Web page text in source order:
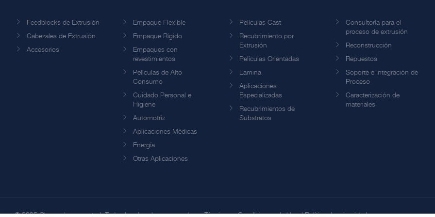
Feedblocks de Extrusión
Cabezales de Extrusión
Accesorios
Empaque Flexible
Empaque Rígido
Empaques con
revestimientos
Películas de Alto
Consumo
Cuidado Personal e
Higiene
Automotriz
Aplicaciones Médicas
Energía
Otras Aplicaciones
Películas Cast
Recubrimiento por
Extrusión
Películas Orientadas
Lamina
Aplicaciones
Especializadas
Recubrimientos de
Substratos
Consultoría para el
proceso de extrusión
Reconstrucción
Repuestos
Soporte e Integración de
Proceso
Caracterización de
materiales
© 2025 Cloeren Incorporated. Todos los derechos reservados. -Términos y Condiciones de Uso/Política de privacidad